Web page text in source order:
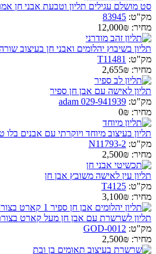
סט מושלם עגילים תליון וטבעת אבני חן
מק"ט: 83945
מחיר: 12,000₪
תליון בשיבוץ יהלומים ואבני חן בעיצוב
מק"ט: T11481
מחיר: 2,655₪
תליון לאישה עם אבן חן ספיר
מק"ט: 941939-adam 029
מחיר: 0₪
תליון בעיצוב מיוחד ויוקרתי עם אבנים בלו
מק"ט: N11793-2
מחיר: 2,500₪
תליון עין לאישה משובץ אבן חן
מק"ט: T4125
מחיר: 3,100₪
תליון לשרשרת עם אבן חן מעל קארט
מק"ט: GOD-0012
מחיר: 2,500₪